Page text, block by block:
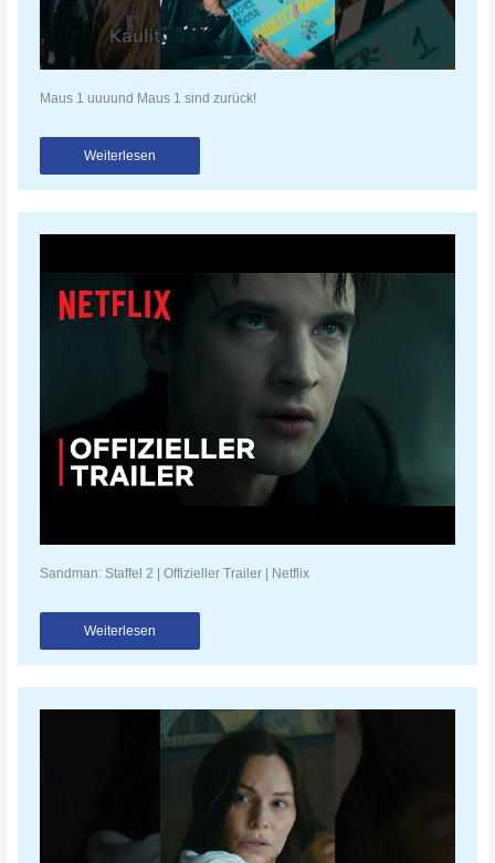
Maus 1 uuuund Maus 1 sind zurück!
Weiterlesen
Sandman: Staffel 2 | Offizieller Trailer | Netflix
Weiterlesen